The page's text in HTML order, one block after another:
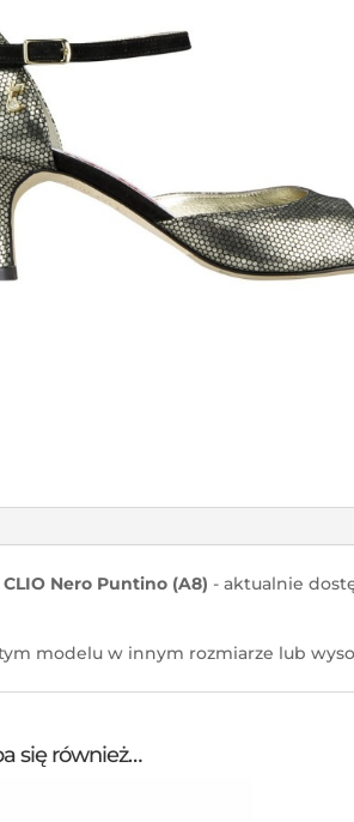
Nero Puntino (A8) - aktualnie
modelu w innym rozmiarze lub
się również…